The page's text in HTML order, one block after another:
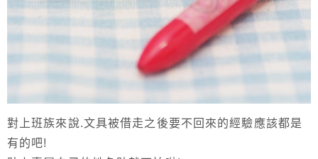
對上班族來說.文具被借走之後要不回來的經驗應該都是
有的吧!